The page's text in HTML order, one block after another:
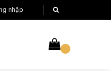
nhập